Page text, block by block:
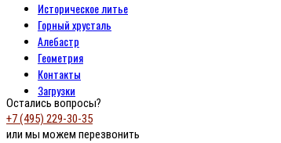
Историческое литье
Горный хрусталь
Алебастр
Геометрия
Контакты
Загрузки
Остались вопросы?
+7 (495) 229-30-35
или мы можем перезвонить